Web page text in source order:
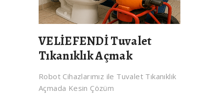
VELİEFENDİ Tuvalet
Tıkanıklık Açmak
Robot Cihazlarımız ile Tuvalet Tıkanıklık
Açmada Kesin Çözüm